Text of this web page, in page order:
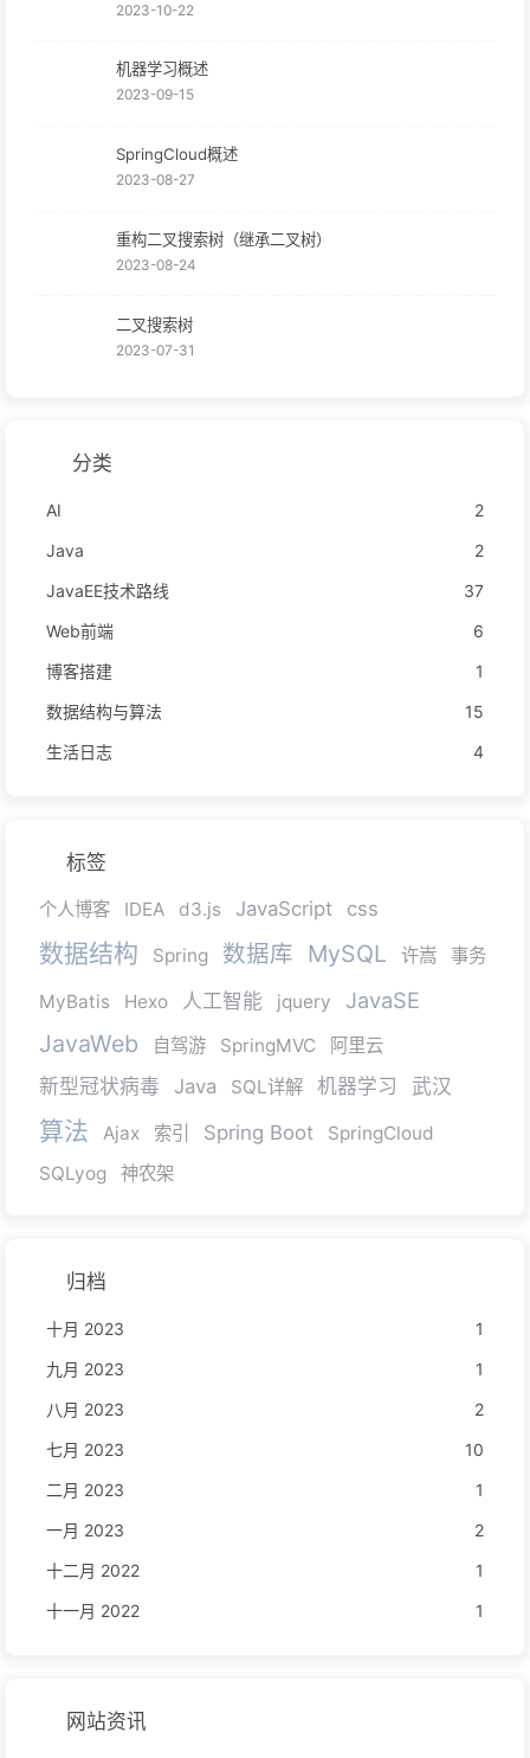
2023-10-22
机器学习概述
2023-09-15
SpringCloud概述
2023-08-27
重构二叉搜索树（继承二叉树）
2023-08-24
二叉搜索树
2023-07-31
分类
AI
2
Java
2
JavaEE技术路线
37
Web前端
6
博客搭建
1
数据结构与算法
15
生活日志
4
标签
个人博客 IDEA d3.js JavaScript css
数据结构 Spring 数据库 MySQL 许嵩 事务
MyBatis Hexo 人工智能 jquery JavaSE
JavaWeb 自驾游 SpringMVC 阿里云
新型冠状病毒 Java SQL详解 机器学习 武汉
算法 Ajax 索引 Spring Boot
SpringCloud
SQLyog
神农架
归档
十月 2023
1
九月 2023
1
八月 2023
2
七月 2023
10
二月 2023
1
一月 2023
2
十二月 2022
1
十一月 2022
1
网站资讯